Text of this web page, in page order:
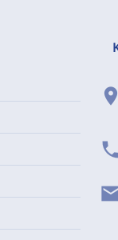
location_on